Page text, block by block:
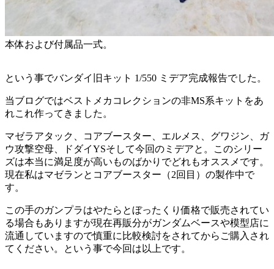
本体および付属品一式。
という事でバンダイ旧キット 1/550 ミデア完成報告でした。
当ブログではベストメカコレクションの非MS系キットをあ
れこれ作ってきました。
マゼラアタック、コアブースター、エルメス、グワジン、ガ
ウ攻撃空母、ドダイYSそして今回のミデアと。このシリー
ズは本当に満足度が高いものばかりでどれもオススメです。
現在私はマゼランとコアブースター（2回目）の製作中で
す。
この手のガンプラはやたらとぼったくり価格で販売されてい
る場合もありますが現在再販分がガンダムベースや模型店に
流通していますので慎重に比較検討をされてからご購入され
てください。という事で今回は以上です。